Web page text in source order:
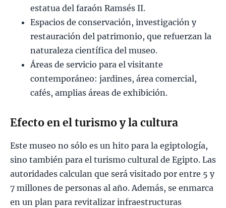
estatua del faraón Ramsés II.
Espacios de conservación, investigación y
restauración del patrimonio, que refuerzan la
naturaleza científica del museo.
Áreas de servicio para el visitante
contemporáneo: jardines, área comercial,
cafés, amplias áreas de exhibición.
Efecto en el turismo y la cultura
Este museo no sólo es un hito para la egiptología,
sino también para el turismo cultural de Egipto. Las
autoridades calculan que será visitado por entre 5 y
7 millones de personas al año. Además, se enmarca
en un plan para revitalizar infraestructuras